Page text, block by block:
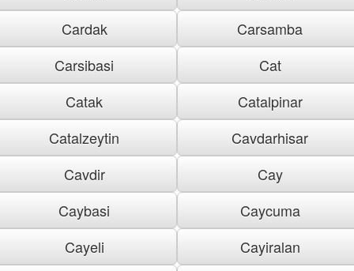
Cardak
Carsamba
Carsibasi
Cat
Catak
Catalpinar
Catalzeytin
Cavdarhisar
Cavdir
Cay
Caybasi
Caycuma
Cayeli
Cayiralan